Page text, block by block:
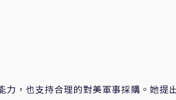
力，也支持合理的對美軍事採購。她提